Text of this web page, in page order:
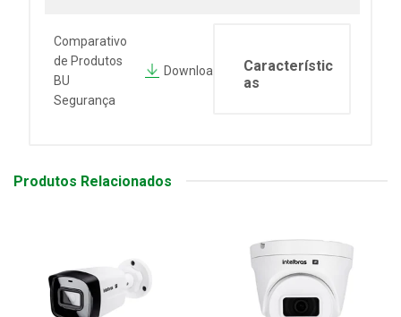
Comparativo
de Produtos
BU
Segurança
Downloa
Característic
as
Produtos Relacionados